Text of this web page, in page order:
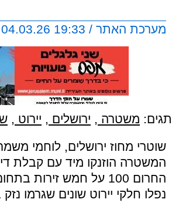
מערכת האתר / 19:33 04.03.26
תגים: משטרה , ירושלים , יירוט ,
שוטרי מחוז ירושלים, לוחמי
המשטרה הוזנקו מיד עם קבלת
החרום 100 על חמש זירות
נפלו חלקי יירוט שונים שגרמו